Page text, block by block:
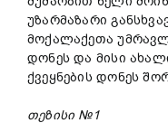
უზარმაზარი
მოქალაქეთა
დონეს და მისი
ქვეყნების დონეს
თეზისი №1